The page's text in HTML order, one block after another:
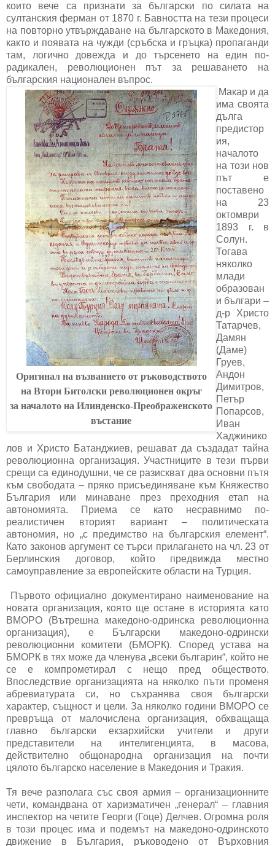
които вече са признати за български по силата на
султанския ферман от 1870 г. Бавността на тези процеси
на повторно утвърждаване на българското в Македония,
както и появата на чужди (сръбска и гръцка) пропаганди
там, логично довежда и до търсенето на един по-
радикален, революционен път за решаването на
българския национален въпрос.
Оригинал на възванието от ръководството
на Втори Битолски революционен окръг
за началото на Илинденско-Преображенското
въстание
Макар и да
има своята
дълга
предистор
ия,
началото
на този нов
път е
поставено
на 23
октомври
1893 г. в
Солун.
Тогава
няколко
млади
образован
и българи –
д-р Христо
Татарчев,
Дамян
(Даме)
Груев,
Андон
Димитров,
Петър
Попарсов,
Иван
Хаджинико
лов и Христо Батанджиев, решават да създадат тайна
революционна организация. Участниците в тези първи
срещи са единодушни, че се разискват два основни пътя
към свободата – пряко присъединяване към Княжество
България или минаване през преходния етап на
автономията. Приема се като несравнимо по-
реалистичен вторият вариант – политическата
автономия, но „с предимство на българския елемент“.
Като законов аргумент се търси прилагането на чл. 23 от
Берлинския договор, който предвижда местно
самоуправление за европейските области на Турция.
Първото официално документирано наименование на
новата организация, която ще остане в историята като
ВМОРО (Вътрешна македоно-одринска революционна
организация), е Български македоно-одрински
революционни комитети (БМОРК). Според устава на
БМОРК в тях може да членува „всеки българин“, който не
се е компрометирал с нещо пред обществото.
Впоследствие организацията на няколко пъти променя
абревиатурата си, но съхранява своя български
характер, същност и цели. За няколко години ВМОРО се
превръща от малочислена организация, обхващаща
главно български екзархийски учители и други
представители на интелигенцията, в масова,
действително общонародна организация на почти
цялото българско население в Македония и Тракия.
Тя вече разполага със своя армия – организационните
чети, командвана от харизматичен „генерал“ – главния
инспектор на четите Георги (Гоце) Делчев. Огромна роля
в този процес има и подемът на македоно-одринското
движение в България, ръководено от Върховния